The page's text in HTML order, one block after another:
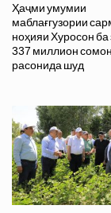
Ҳаҷми умумии
маблағгузории
ноҳияи Хуросон ба
337 миллион
расонида шуд